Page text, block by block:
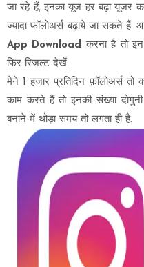
जा रहे हैं, इनका यूज हर बढ़ा यूजर
ज्यादा फॉलोअर्स बढ़ाये जा सकते हैं.
App Download करना है तो
फिर रिजल्ट देखें.
मेने 1 हजार प्रतिदिन फ़ॉलोअर्स
काम करते हैं तो इनकी संख्या
बनाने में थोड़ा समय तो लगता ही है.